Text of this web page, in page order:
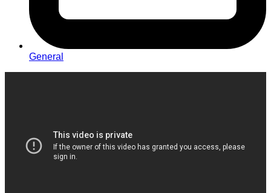
General